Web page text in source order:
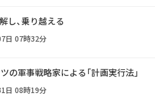
し、乗り越える
日 07時32分
の軍事戦略家による「計画実行法」
日 08時19分